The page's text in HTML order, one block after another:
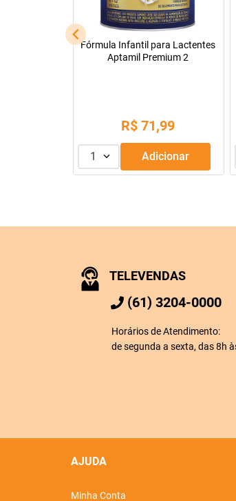
Tadalafila Ems 5mg 30
comprimidos revestidos
R$ 9,99
1 Adicionar
TELEVENDAS
(61) 3204-0000
Horários de Atendimento:
de segunda a sexta, das 8h
AJUDA
Minha Conta